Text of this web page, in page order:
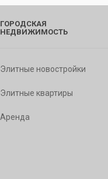
ГОРОДСКАЯ
НЕДВИЖИМОСТЬ
Элитные новостройки
Элитные квартиры
Аренда